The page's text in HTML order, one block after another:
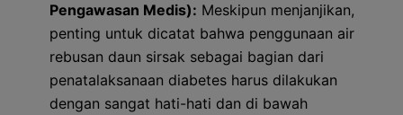
Pengawasan Medis): Meskipun menjanjikan,
penting untuk dicatat bahwa penggunaan air
rebusan daun sirsak sebagai bagian dari
penatalaksanaan diabetes harus dilakukan
dengan sangat hati-hati dan di bawah